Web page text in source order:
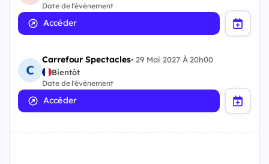
Date de l'évènement
Accéder
Carrefour Spectacles• 29 Mai 2027 À 20h00
Bientôt
Date de l'évènement
Accéder